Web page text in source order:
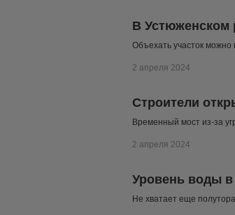
В Устюженском
Объехать участок
2 апреля 2024
Строители
Временный мост из-за
2 апреля 2024
Уровень воды в
Не хватает еще